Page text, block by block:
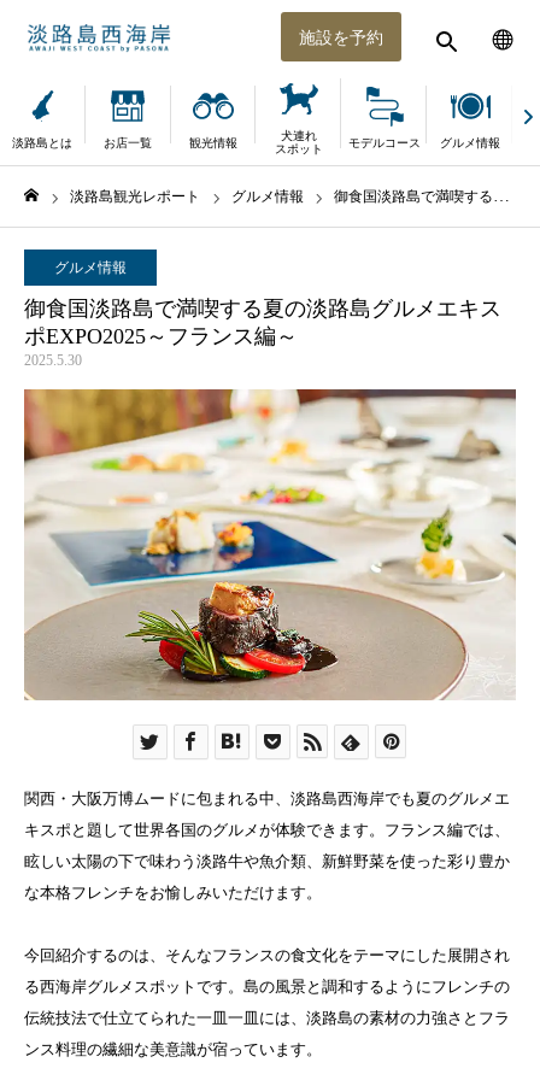
施設を予約
淡路島とは お店一覧 観光情報
犬連れ
スポット
モデルコース グルメ情報
淡路島観光レポート グルメ情報 御食国淡路島で満喫する夏の淡路島グルメエキスポEXPO2025～フランス編～
グルメ情報
御食国淡路島で満喫する夏の淡路島グルメエキス
ポEXPO2025～フランス編～
2025.5.30
関西・大阪万博ムードに包まれる中、淡路島西海岸でも夏のグルメエ
キスポと題して世界各国のグルメが体験できます。フランス編では、
眩しい太陽の下で味わう淡路牛や魚介類、新鮮野菜を使った彩り豊か
な本格フレンチをお愉しみいただけます。
今回紹介するのは、そんなフランスの食文化をテーマにした展開され
る西海岸グルメスポットです。島の風景と調和するようにフレンチの
伝統技法で仕立てられた一皿一皿には、淡路島の素材の力強さとフラ
ンス料理の繊細な美意識が宿っています。